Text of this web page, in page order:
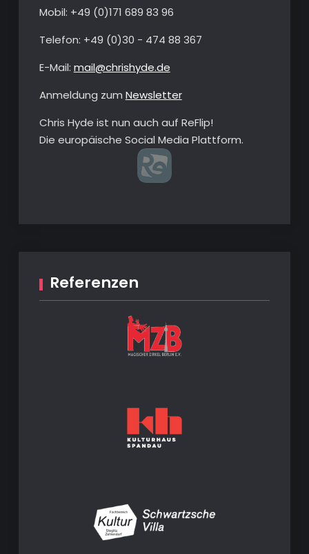
Mobil: +49 ‭(0)‭171 689 83 96‬
Telefon: ‭+49 (0)30 - 474 88 367‬
E-Mail: mail@chrishyde.de
Anmeldung zum Newsletter
Chris Hyde ist nun auch auf ReFlip!
Die europäische Social Media Plattform.
Referenzen